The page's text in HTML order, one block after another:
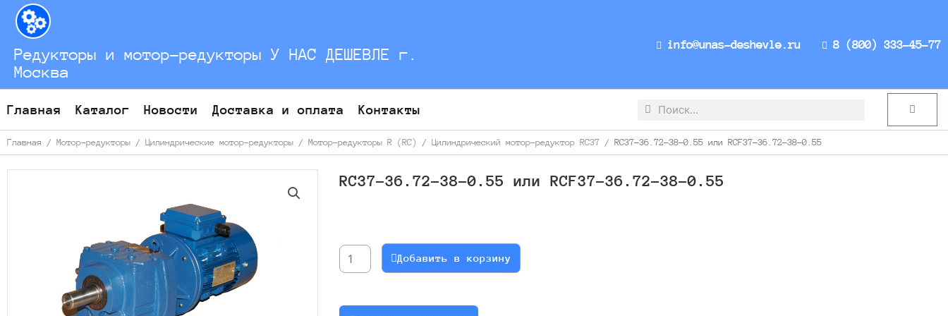
Перейти
содержимому
Редукторы и мотор-редукторы У НАС ДЕШЕВЛЕ г.
Москва
info@unas-deshevle.ru 8 (800) 333-45-77
Главная Каталог Новости Доставка и оплата Контакты Search
Search Cart
Главная / Мотор-редукторы / Цилиндрические мотор-редукторы / Мотор-редукторы R (RC) / Цилиндрический мотор-редуктор RC37 / RC37-36.72-38-0.55 или RCF37-36.72-38-0.55
RC37-36.72-38-0.55 или RCF37-36.72-38-0.55
RC37-
36.72-
0.55
Добавить в корзину